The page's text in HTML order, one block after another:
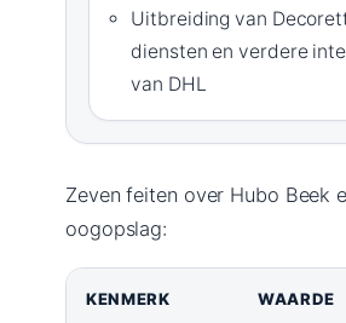
Uitbreiding van
diensten en verdere
van DHL
Zeven feiten over Hubo Beek
oogopslag:
KENMERK WAARDE